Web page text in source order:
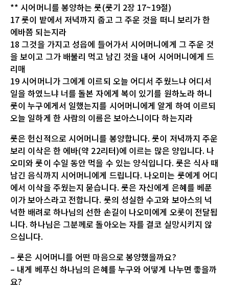
** 시어머니를 봉양하는 룻(룻기 2장 17~19절)
17 룻이 밭에서 저녁까지 줍고 그 주운 것을 떠니 보리가 한
에바쯤 되는지라
18 그것을 가지고 성읍에 들어가서 시어머니에게 그 주운 것
을 보이고 그가 배불리 먹고 남긴 것을 내어 시어머니에게 드
리매
19 시어머니가 그에게 이르되 오늘 어디서 주웠느냐 어디서
일을 하였느냐 너를 돌본 자에게 복이 있기를 원하노라 하니
룻이 누구에게서 일했는지를 시어머니에게 알게 하여 이르되
오늘 일하게 한 사람의 이름은 보아스니이다 하는지라
룻은 헌신적으로 시어머니를 봉양합니다. 룻이 저녁까지 주운
보리 이삭은 한 에바(약 22리터)에 이르는 많은 양입니다. 나
오미와 룻이 수일 동안 먹을 수 있는 양식입니다. 룻은 식사 때
남긴 음식까지 시어머니에게 드립니다. 나오미는 룻에게 어디
에서 이삭을 주웠는지 묻습니다. 룻은 자신에게 은혜를 베푼
이가 보아스라고 전합니다. 룻의 성실한 수고와 보아스의 넉
넉한 배려로 하나님의 선한 손길이 나오미에게 오롯이 전달됩
니다. 하나님은 그분께로 돌아오는 자를 결코 실망시키지 않
으십니다.
– 룻은 시어머니를 어떤 마음으로 봉양했을까요?
– 내게 베푸신 하나님의 은혜를 누구와 어떻게 나누면 좋을까
요?